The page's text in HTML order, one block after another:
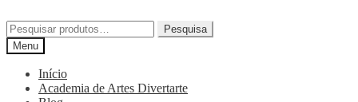
Pesquisa
Menu
Início
Academia de Artes Divertarte